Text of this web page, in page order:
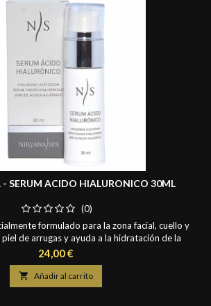
- SERUM ACIDO HIALURONICO 30ML
(0)
formulado para la zona facial, cuello y
de arrugas y ayuda a la hidratación de la
hialurónico de peso molecular bajo que
de ácido hialurónico natural consolidando la
tensando la piel y difuminando las arrugas
de protegerla contra los...
Precio
24,00 €
 Añadir al carrito